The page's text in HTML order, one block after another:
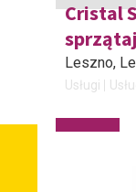
Cristal
Leszno,
Usługi